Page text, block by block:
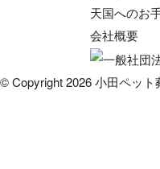
天国へのお
会社概要
© Copyright 2026 小田ペット